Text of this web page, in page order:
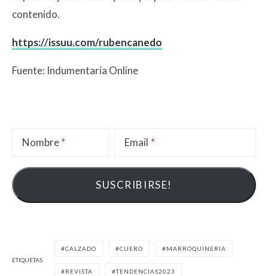
contenido.
https://issuu.com/rubencanedo
Fuente: Indumentaria Online
Nombre Email
ETIQUETAS
CALZADO CUERO MARROQUINERIA
REVISTA TENDENCIAS2023